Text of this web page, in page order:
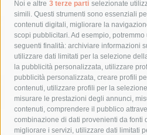
Noi e altre 3 terze parti selezionate
simili. Questi strumenti sono essenziali
contenuti digitali, migliorare la
scopi pubblicitari. Ad esempio,
seguenti finalità: archiviare informazioni
utilizzare dati limitati per la selezione
la pubblicità personalizzata, utilizzare
pubblicità personalizzata, creare profili
contenuti, utilizzare profili per la
misurare le prestazioni degli annunci,
contenuti, comprendere il pubblico
combinazione di dati provenienti da fonti
migliorare i servizi, utilizzare dati limitati
Tag
acqua allerta meteo
anas
area marina protetta di punta
Asl Napoli 3 sud
capitaneria di
castellammare di stabia
comune di sorrento
concerto
costiera amalfitana
covid-19